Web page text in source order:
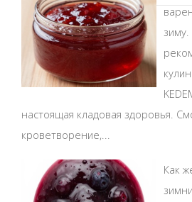
настоящая кладовая здоровья.
кроветворение,...
Как